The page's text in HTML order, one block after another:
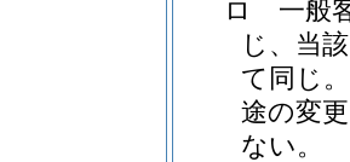
ロ
一般
じ、当該
て同じ
途の変
ない。